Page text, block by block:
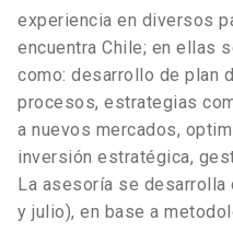
experiencia en diversos
encuentra Chile; en ellas
como: desarrollo de plan
procesos, estrategias
a nuevos mercados,
inversión estratégica,
La asesoría se desarrolla
y julio), en base a